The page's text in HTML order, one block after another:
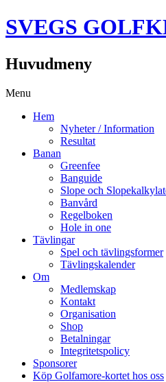
SVEGS
Huvudmeny
Hoppa
innehåll
Menu
Hem
Nyheter / Information
Resultat
Banan
Greenfee
Banguide
Slope och
Banvård
Regelboken
Hole in one
Tävlingar
Spel och tävlingsformer
Tävlingskalender
Om
Medlemskap
Kontakt
Organisation
Shop
Betalningar
Integritetspolicy
Sponsorer
Köp Golfamore-kortet hos oss